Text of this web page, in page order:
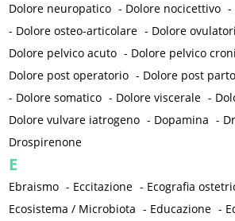
Dolore neuropatico - Dolore nocicettivo -
- Dolore osteo-articolare - Dolore
Dolore pelvico acuto - Dolore pelvico
Dolore post operatorio - Dolore post parto
- Dolore somatico - Dolore viscerale -
Dolore vulvare iatrogeno - Dopamina -
Drospirenone
E
Ebraismo - Eccitazione - Ecografia
Ecosistema / Microbiota - Educazione -